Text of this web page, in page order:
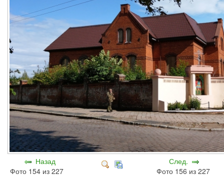
Назад
Фото 154 из 227
След.
Фото 156 из 227